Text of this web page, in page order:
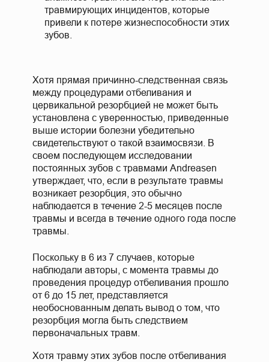
травмирующих инцидентов, которые
привели к потере жизнеспособности этих
зубов.
Хотя прямая причинно-следственная связь
между процедурами отбеливания и
цервикальной резорбцией не может быть
установлена с уверенностью, приведенные
выше истории болезни убедительно
свидетельствуют о такой взаимосвязи. В
своем последующем исследовании
постоянных зубов с травмами Andreasen
утверждает, что, если в результате травмы
возникает резорбция, это обычно
наблюдается в течение 2-5 месяцев после
травмы и всегда в течение одного года после
травмы.
Хотя травму этих зубов после отбеливания
Поскольку в 6 из 7 случаев, которые
наблюдали авторы, с момента травмы до
проведения процедур отбеливания прошло
от 6 до 15 лет, представляется
необоснованным делать вывод о том, что
резорбция могла быть следствием
первоначальных травм.